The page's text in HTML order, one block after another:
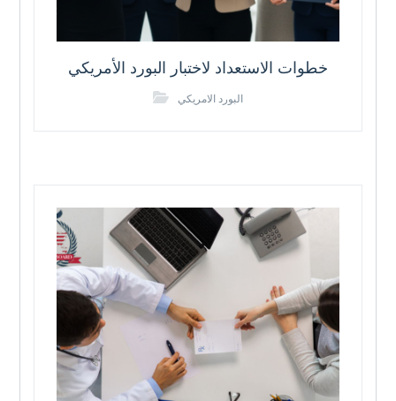
خطوات الاستعداد لاختبار البورد الأمريكي
البورد الامريكي